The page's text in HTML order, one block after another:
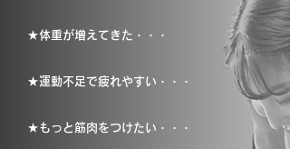
★体重が増えてきた・・・
★運動不足で疲れやすい・・・
★もっと筋肉をつけたい・・・